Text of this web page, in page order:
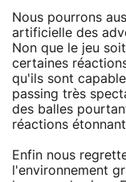
Nous pourrons
artificielle des
Non que le jeu
certaines
qu'ils sont
passing très
des balles
réactions
Enfin nous
l'environnement